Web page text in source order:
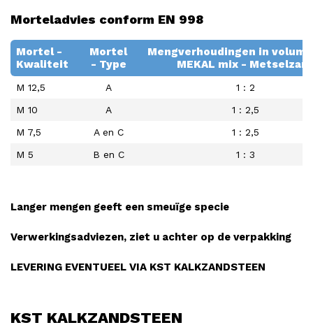
Morteladvies conform EN 998
Mortel -
Kwaliteit
Mortel
- Type
Mengverhoudingen in
MEKAL mix -
M 12,5 A
1 : 2
M 10
A
1 : 2,5
M 7,5
A en C
1 : 2,5
M 5
B en C 1 : 3
Langer mengen geeft een smeuïge specie
Verwerkingsadviezen, ziet u achter op de verpakking
LEVERING EVENTUEEL VIA KST KALKZANDSTEEN
KST KALKZANDSTEEN